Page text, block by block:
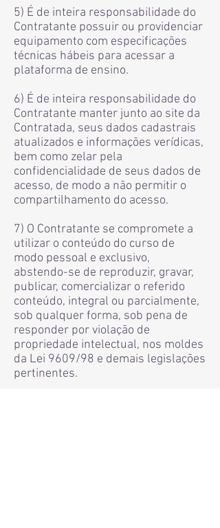
5) É de inteira responsabilidade do
Contratante possuir ou providenciar
equipamento com especificações
técnicas hábeis para acessar a
plataforma de ensino.
6) É de inteira responsabilidade do
Contratante manter junto ao site da
Contratada, seus dados cadastrais
atualizados e informações verídicas,
bem como zelar pela
confidencialidade de seus dados de
acesso, de modo a não permitir o
compartilhamento do acesso.
7) O Contratante se compromete a
utilizar o conteúdo do curso de
modo pessoal e exclusivo,
abstendo-se de reproduzir, gravar,
publicar, comercializar o referido
conteúdo, integral ou parcialmente,
sob qualquer forma, sob pena de
responder por violação de
propriedade intelectual, nos moldes
da Lei 9609/98 e demais legislações
pertinentes.